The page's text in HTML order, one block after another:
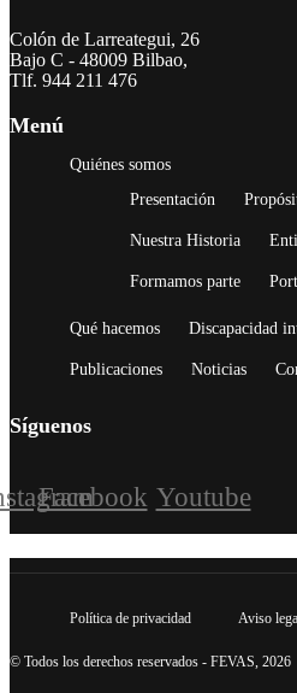
Colón de Larreategui, 26
Bajo C - 48009 Bilbao,
Tlf. 944 211 476
Menú
Quiénes somos
Presentación
Nuestra Historia
Formamos parte
Qué hacemos Discapacidad
Publicaciones Noticias
Síguenos
Facebook Youtube
Política de privacidad Aviso
© Todos los derechos reservados - FEVAS, 2026